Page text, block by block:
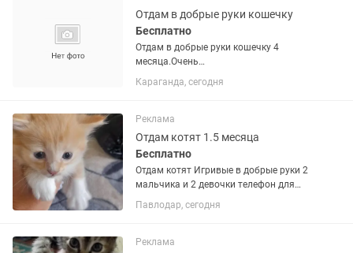
Отдам в добрые руки кошечку
Бесплатно
Отдам в добрые руки кошечку 4
месяца.Очень
ласковая,любвеобильная.Спокойно
дает подстригать когти,к лотку
кушает..В месте с ней + отдам...
Караганда, сегодня
Реклама
Отдам котят 1.5 месяца
Бесплатно
Отдам котят Игривые в добрые руки 2
мальчика и 2 девочки телефон для
связи +Рита .
Павлодар, сегодня
Реклама